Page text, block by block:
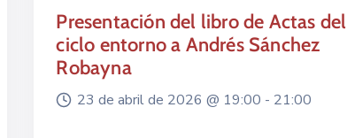
Presentación del libro de Actas del
ciclo entorno a Andrés Sánchez
Robayna
23 de abril de 2026 @ 19:00 - 21:00